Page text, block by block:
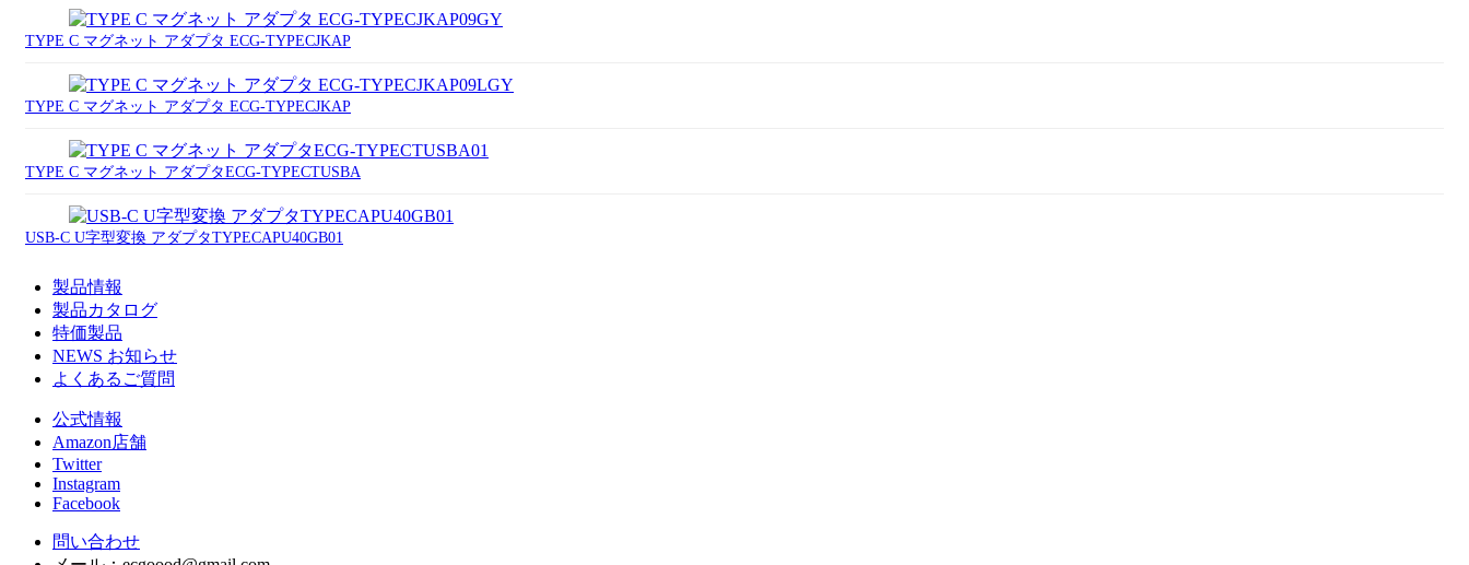
TYPE C マグネット アダプタ ECG-TYPECJKAP
TYPE C マグネット アダプタ ECG-TYPECJKAP
TYPE C マグネット アダプタECG-TYPECTUSBA
USB-C U字型変換 アダプタTYPECAPU40GB01
製品情報
製品カタログ
特価製品
NEWS お知らせ
よくあるご質問
公式情報
Amazon店舗
Twitter
Instagram
Facebook
問い合わせ